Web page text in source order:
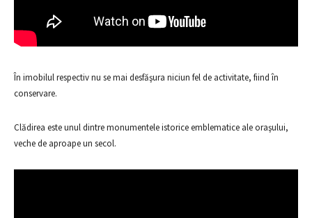
În imobilul respectiv nu se mai desfăşura niciun fel de activitate, fiind în
conservare.
Clădirea este unul dintre monumentele istorice emblematice ale oraşului,
veche de aproape un secol.